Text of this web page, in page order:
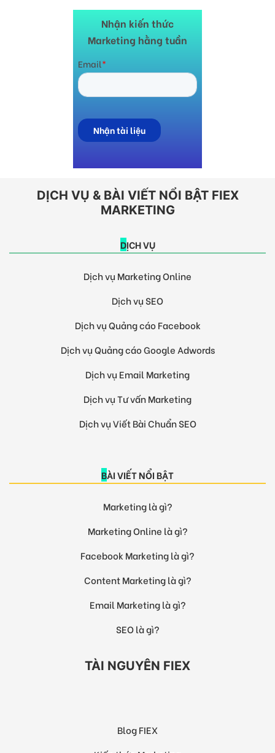
Nhận kiến thức
Marketing hằng tuần
DỊCH VỤ & BÀI VIẾT NỔI BẬT FIEX
MARKETING
DỊCH VỤ
Dịch vụ Marketing Online
Dịch vụ SEO
Dịch vụ Quảng cáo Facebook
Dịch vụ Quảng cáo Google Adwords
Dịch vụ Email Marketing
Dịch vụ Tư vấn Marketing
Dịch vụ Viết Bài Chuẩn SEO
BÀI VIẾT NỔI BẬT
Marketing là gì?
Marketing Online là gì?
Facebook Marketing là gì?
Content Marketing là gì?
Email Marketing là gì?
SEO là gì?
TÀI NGUYÊN FIEX
Blog FIEX